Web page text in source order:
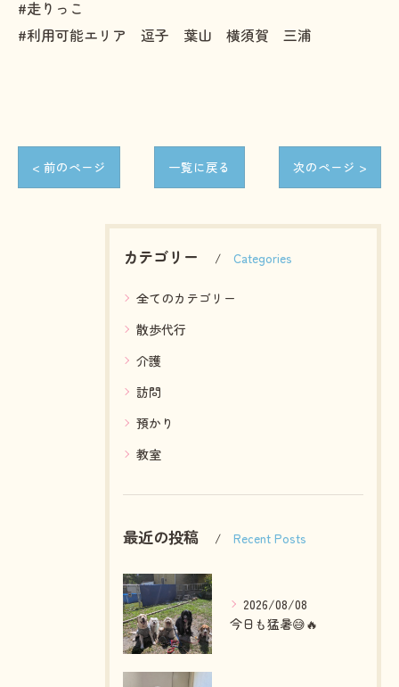
#走りっこ
#利用可能エリア 逗子 葉山 横須賀 三浦
< 前のページ 一覧に戻る 次のページ >
カテゴリー Categories
全てのカテゴリー
散歩代行
介護
訪問
預かり
教室
最近の投稿 Recent Posts
2026/08/08
今日も猛暑😅🔥